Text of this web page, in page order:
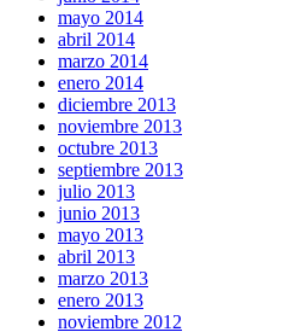
mayo 2014
abril 2014
marzo 2014
enero 2014
diciembre 2013
noviembre 2013
octubre 2013
septiembre 2013
julio 2013
junio 2013
mayo 2013
abril 2013
marzo 2013
enero 2013
noviembre 2012